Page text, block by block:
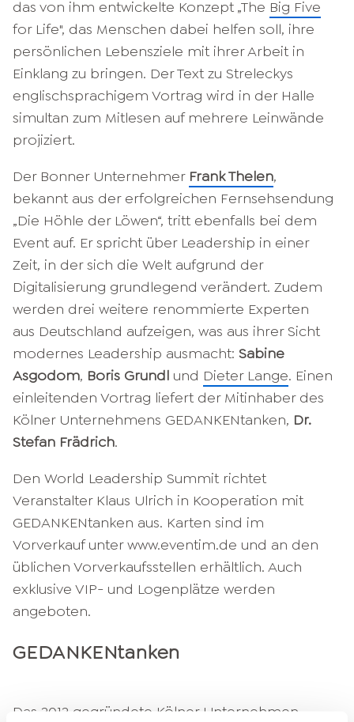
das von ihm entwickelte Konzept „The Big Five
for Life", das Menschen dabei helfen soll, ihre
persönlichen Lebensziele mit ihrer Arbeit in
Einklang zu bringen. Der Text zu Streleckys
englischsprachigem Vortrag wird in der Halle
simultan zum Mitlesen auf mehrere Leinwände
projiziert.
Der Bonner Unternehmer Frank Thelen,
bekannt aus der erfolgreichen Fernsehsendung
„Die Höhle der Löwen“, tritt ebenfalls bei dem
Event auf. Er spricht über Leadership in einer
Zeit, in der sich die Welt aufgrund der
Digitalisierung grundlegend verändert. Zudem
werden drei weitere renommierte Experten
aus Deutschland aufzeigen, was aus ihrer Sicht
modernes Leadership ausmacht: Sabine
Asgodom, Boris Grundl und Dieter Lange. Einen
einleitenden Vortrag liefert der Mitinhaber des
Kölner Unternehmens GEDANKENtanken, Dr.
Stefan Frädrich.
Den World Leadership Summit richtet
Veranstalter Klaus Ulrich in Kooperation mit
GEDANKENtanken aus. Karten sind im
Vorverkauf unter www.eventim.de und an den
üblichen Vorverkaufsstellen erhältlich. Auch
exklusive VIP- und Logenplätze werden
angeboten.
GEDANKENtanken
Das 2012 gegründete Kölner Unternehmen